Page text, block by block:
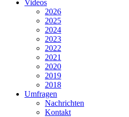
Videos
2026
2025
2024
2023
2022
2021
2020
2019
2018
Umfragen
Nachrichten
Kontakt